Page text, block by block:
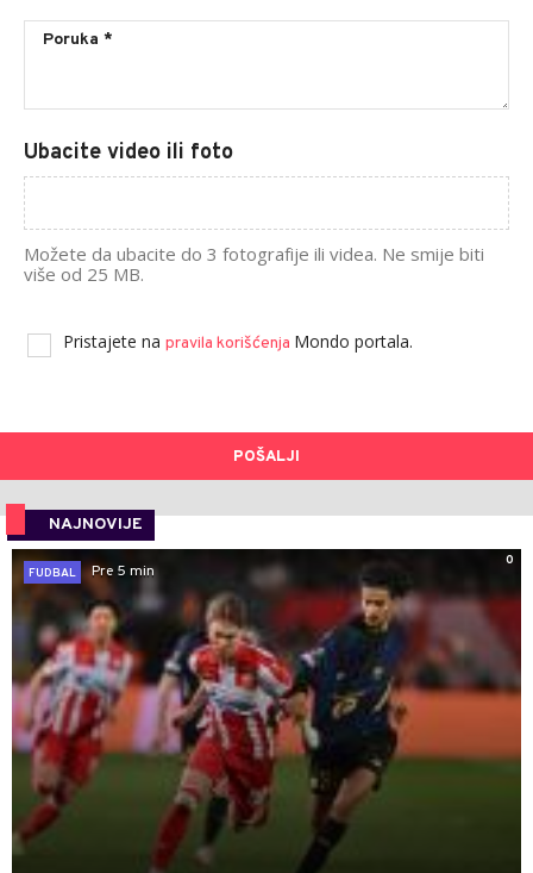
Ubacite video ili foto
Možete da ubacite do 3 fotografije ili videa. Ne smije biti
više od 25 MB.
Pristajete na pravila korišćenja Mondo portala.
POŠALJI
NAJNOVIJE
0
FUDBAL
Pre 5 min